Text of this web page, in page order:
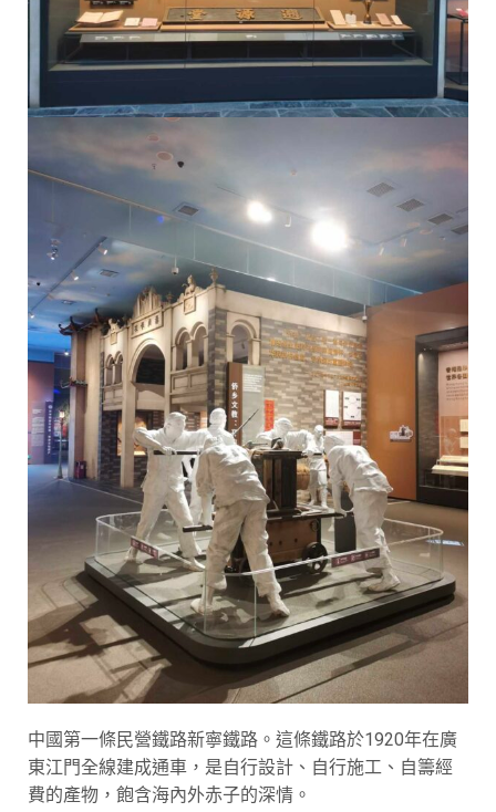
中國第一條民營鐵路新寧鐵路。這條鐵路於1920年在廣
東江門全線建成通車，是自行設計、自行施工、自籌經
費的產物，飽含海內外赤子的深情。